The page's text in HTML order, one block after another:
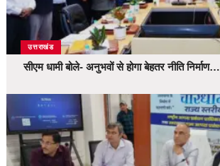
उत्तराखंड
सीएम धामी बोले- अनुभवों से होगा बेहतर नीति निर्माण…